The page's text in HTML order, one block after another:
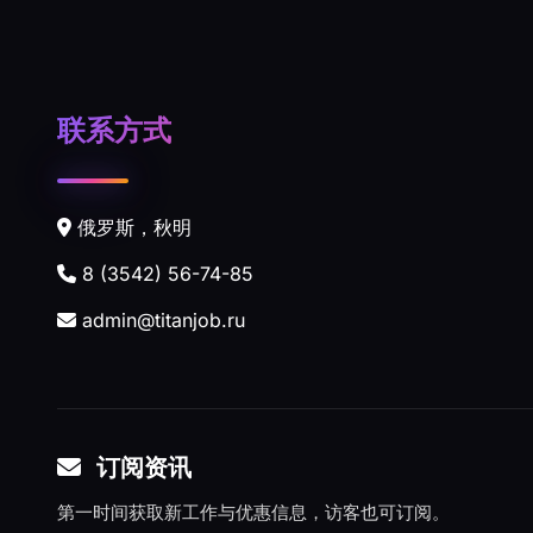
联系方式
俄罗斯，秋明
8 (3542) 56-74-85
admin@titanjob.ru
订阅资讯
第一时间获取新工作与优惠信息，访客也可订阅。